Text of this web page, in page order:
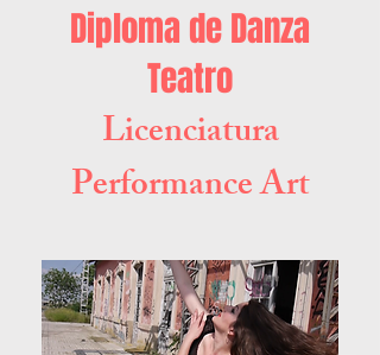
Diploma de Danza
Teatro
Licenciatura
Performance Art